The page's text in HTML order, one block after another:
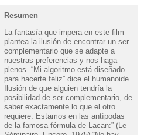
Resumen
La fantasía que impera en este film
plantea la ilusión de encontrar un ser
complementario que se adapte a
nuestras preferencias y nos haga
plenos. “Mi algoritmo está diseñado
para hacerte feliz” dice el humanoide.
Ilusión de que alguien tendría la
posibilidad de ser complementario, de
saber exactamente lo que el otro
requiere. Estamos en las antípodas
de la famosa fórmula de Lacan:” (Le